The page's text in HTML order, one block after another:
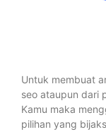
Untuk membuat
seo ataupun dari
Kamu maka
pilihan yang